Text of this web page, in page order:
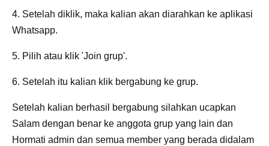
4. Setelah diklik, maka kalian akan diarahkan ke aplikasi
Whatsapp.
5. Pilih atau klik 'Join grup'.
6. Setelah itu kalian klik bergabung ke grup.
Setelah kalian berhasil bergabung silahkan ucapkan
Salam dengan benar ke anggota grup yang lain dan
Hormati admin dan semua member yang berada didalam